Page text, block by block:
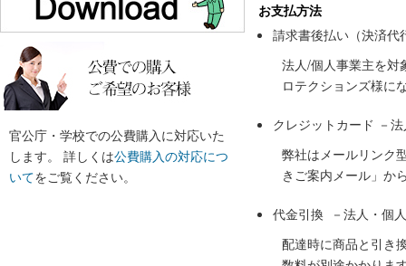
官公庁・学校での公費購入に対応いた
します。 詳しくは公費購入の対応につ
いてをご覧ください。
お支払方法
請求書後払い（決済代
法人/個人事業主を対
ロテクションズ様に
クレジットカード －
弊社はメールリンク
きご案内メール」か
代金引換 －法人・個
配達時に商品と引き